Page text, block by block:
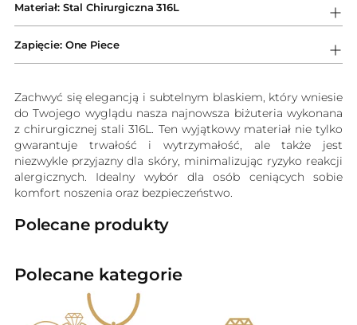
do
koszyka
Materiał: Stal Chirurgiczna 316L
Zapięcie: One Piece
Zachwyć się elegancją i subtelnym blaskiem, który wniesie
do Twojego wyglądu nasza najnowsza biżuteria wykonana
z chirurgicznej stali 316L. Ten wyjątkowy materiał nie tylko
gwarantuje trwałość i wytrzymałość, ale także jest
niezwykle przyjazny dla skóry, minimalizując ryzyko reakcji
alergicznych. Idealny wybór dla osób ceniących sobie
komfort noszenia oraz bezpieczeństwo.
Polecane produkty
Polecane kategorie